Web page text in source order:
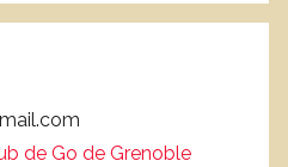
de Go de Grenoble